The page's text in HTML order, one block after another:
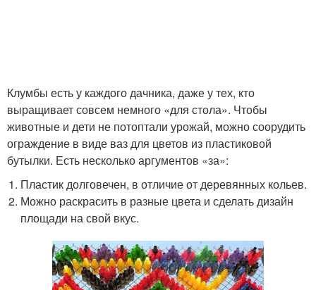
Клумбы есть у каждого дачника, даже у тех, кто
выращивает совсем немного «для стола». Чтобы
животные и дети не потоптали урожай, можно соорудить
ограждение в виде ваз для цветов из пластиковой
бутылки. Есть несколько аргументов «за»:
Пластик долговечен, в отличие от деревянных кольев.
Можно раскрасить в разные цвета и сделать дизайн
площади на свой вкус.